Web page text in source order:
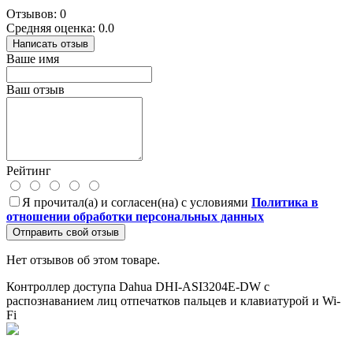
Отзывов: 0
Средняя оценка: 0.0
Написать отзыв
Ваше имя
Ваш отзыв
Рейтинг
Я прочитал(а) и согласен(на) с условиями Политика в
отношении обработки персональных данных
Отправить свой отзыв
Нет отзывов об этом товаре.
Контроллер доступа Dahua DHI-ASI3204E-DW с
распознаванием лиц отпечатков пальцев и клавиатурой и Wi-
Fi